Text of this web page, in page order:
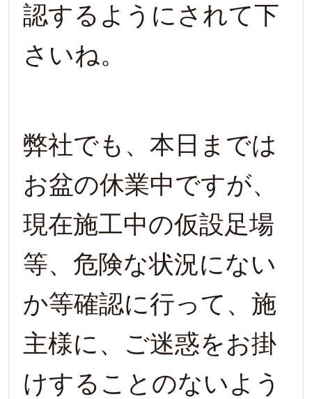
認するようにされて下
さいね。
弊社でも、本日までは
お盆の休業中ですが、
現在施工中の仮設足場
等、危険な状況にない
か等確認に行って、施
主様に、ご迷惑をお掛
けすることのないよう